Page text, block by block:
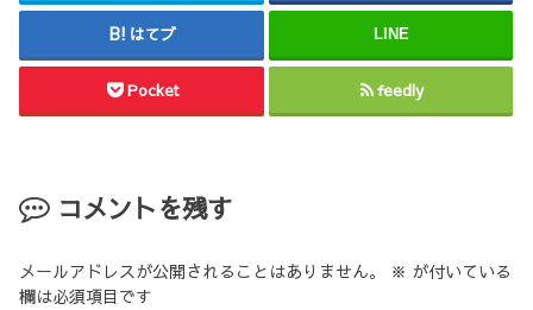
はてブ LINE
Pocket feedly
コメントを残す
メールアドレスが公開されることはありません。 ※ が付いている
欄は必須項目です